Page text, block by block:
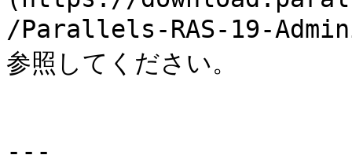
/Parallels-RAS-19-
参照してください。
---